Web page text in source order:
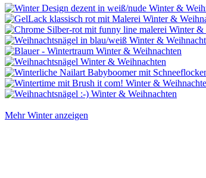
Mehr Winter anzeigen